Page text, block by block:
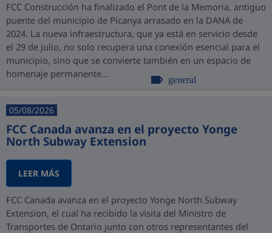
FCC Construcción ha finalizado el Pont de la Memoria, antiguo
puente del municipio de Picanya arrasado en la DANA de
2024. La nueva infraestructura, que ya está en servicio desde
el 29 de julio, no solo recupera una conexión esencial para el
municipio, sino que se convierte también en un espacio de
homenaje permanente...
general
05/08/2026
FCC Canada avanza en el proyecto Yonge
North Subway Extension
LEER MÁS
FCC Canada avanza en el proyecto Yonge North Subway
Extension, el cual ha recibido la visita del Ministro de
Transportes de Ontario junto con otros representantes del